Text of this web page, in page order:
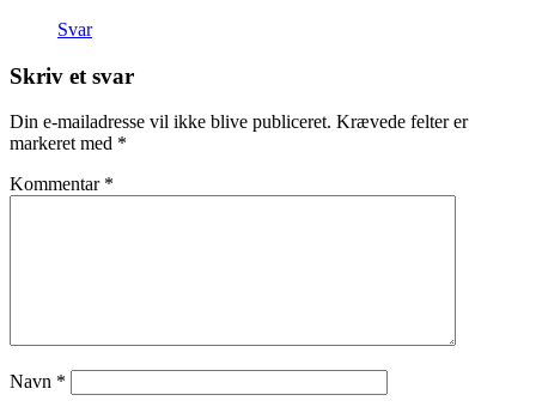
Svar
Skriv et svar
Din e-mailadresse vil ikke blive publiceret. Krævede felter er
markeret med *
Kommentar *
Navn *